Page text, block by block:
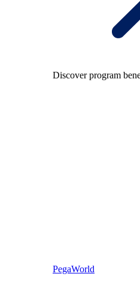
Discover program
PegaWorld